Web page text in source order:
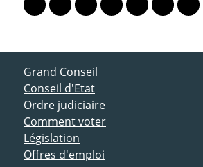
Lien vers le profil Mastodon
Lien vers le profil Bluesky
Lien vers le profil
Lien vers le profil
Lien vers le
Lien
ACCÈS DIRECT
Grand Conseil
Conseil d'Etat
Ordre judiciaire
Comment voter
Législation
Offres d'emploi